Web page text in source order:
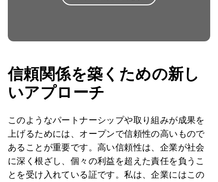
信頼関係を築くための新し
いアプローチ
このようなパートナーシップや取り組みが成果を
上げるためには、オープンで信頼性の高いもので
あることが重要です。高い信頼性は、企業が社会
に深く根ざし、個々の利益を超えた責任を負うこ
とを受け入れている証です。私は、企業にはこの